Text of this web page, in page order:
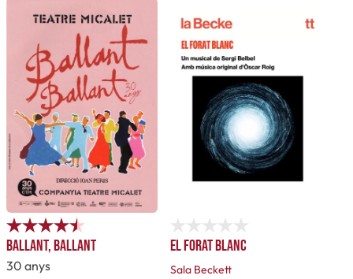
Ballant, ballant
30 anys
El forat blanc
Sala Beckett